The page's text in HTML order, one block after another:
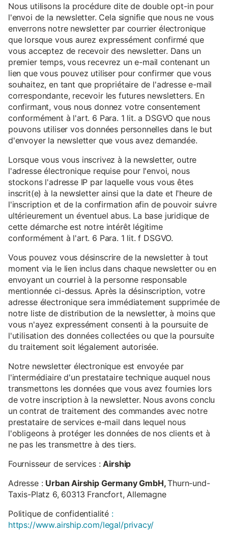
Nous utilisons la procédure dite de double opt-in pour
l'envoi de la newsletter. Cela signifie que nous ne vous
enverrons notre newsletter par courrier électronique
que lorsque vous aurez expressément confirmé que
vous acceptez de recevoir des newsletter. Dans un
premier temps, vous recevrez un e-mail contenant un
lien que vous pouvez utiliser pour confirmer que vous
souhaitez, en tant que propriétaire de l'adresse e-mail
correspondante, recevoir les futures newsletters. En
confirmant, vous nous donnez votre consentement
conformément à l'art. 6 Para. 1 lit. a DSGVO que nous
pouvons utiliser vos données personnelles dans le but
d'envoyer la newsletter que vous avez demandée.
Lorsque vous vous inscrivez à la newsletter, outre
l'adresse électronique requise pour l'envoi, nous
stockons l'adresse IP par laquelle vous vous êtes
inscrit(e) à la newsletter ainsi que la date et l'heure de
l'inscription et de la confirmation afin de pouvoir suivre
ultérieurement un éventuel abus. La base juridique de
cette démarche est notre intérêt légitime
conformément à l'art. 6 Para. 1 lit. f DSGVO.
Vous pouvez vous désinscrire de la newsletter à tout
moment via le lien inclus dans chaque newsletter ou en
envoyant un courriel à la personne responsable
mentionnée ci-dessus. Après la désinscription, votre
adresse électronique sera immédiatement supprimée de
notre liste de distribution de la newsletter, à moins que
vous n'ayez expressément consenti à la poursuite de
l'utilisation des données collectées ou que la poursuite
du traitement soit légalement autorisée.
Notre newsletter électronique est envoyée par
l'intermédiaire d'un prestataire technique auquel nous
transmettons les données que vous avez fournies lors
de votre inscription à la newsletter. Nous avons conclu
un contrat de traitement des commandes avec notre
prestataire de services e-mail dans lequel nous
l'obligeons à protéger les données de nos clients et à
ne pas les transmettre à des tiers.
Fournisseur de services :Airship
Adresse : Urban Airship Germany GmbH,Thurn-und-
Taxis-Platz 6, 60313 Francfort, Allemagne
Politique de confidentialité :
https://www.airship.com/legal/privacy/